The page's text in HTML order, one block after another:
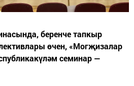
беренче тапкыр
өчен, «Могҗизалар
семинар —